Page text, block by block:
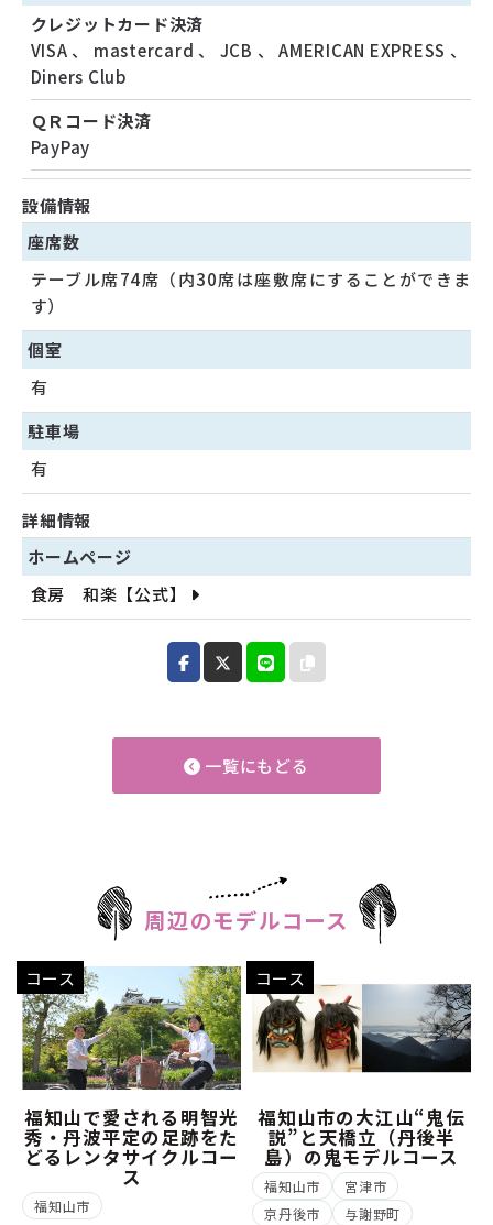
クレジットカード決済
VISA 、 mastercard 、 JCB 、 AMERICAN EXPRESS 、
Diners Club
ＱＲコード決済
PayPay
設備情報
座席数
テーブル席74席（内30席は座敷席にすることができま
す）
個室
有
駐車場
有
詳細情報
ホームページ
食房 和楽【公式】
一覧にもどる
周辺のモデルコース
コース
福知山で愛される明智光
秀・丹波平定の足跡をた
どるレンタサイクルコー
ス
福知山市
コース
福知山市の大江山“鬼伝
説”と天橋立（丹後半
島）の鬼モデルコース
福知山市
宮津市
京丹後市
与謝野町